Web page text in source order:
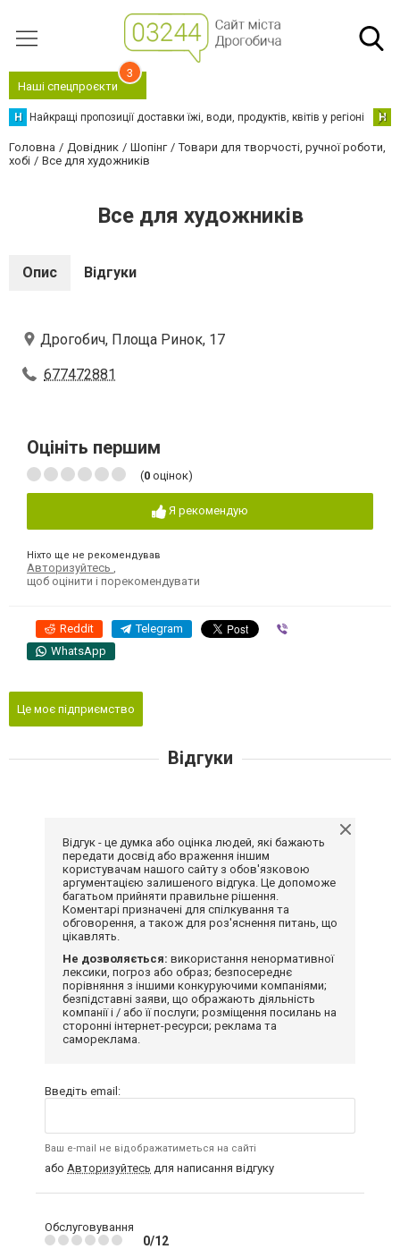
Наші спецпроєкти
3
Н Найкращі пропозиції доставки їжі, води, продуктів, квітів у регіоні Н
Головна Довідник Шопінг
Товари для творчості, ручної роботи,
хобі
Все для художників
Все для художників
Опис Відгуки
Дрогобич, Площа Ринок, 17
677472881
Оцініть першим
(0 оцінок)
Я рекомендую
Ніхто ще не рекомендував
Авторизуйтесь
щоб оцінити і порекомендувати
Reddit Telegram
WhatsApp
Це моє підприємство
Відгуки
Відгук - це думка або оцінка людей, які бажають
передати досвід або враження іншим
користувачам нашого сайту з обов'язковою
аргументацією залишеного відгука. Це допоможе
багатьом прийняти правильне рішення.
Коментарі призначені для спілкування та
обговорення, а також для роз'яснення питань, що
цікавлять.
Не дозволяється: використання ненормативної
лексики, погроз або образ; безпосереднє
порівняння з іншими конкуруючими компаніями;
безпідставні заяви, що ображають діяльність
компанії і / або її послуги; розміщення посилань на
сторонні інтернет-ресурси; реклама та
самореклама.
Введіть email:
Ваш e-mail не відображатиметься на сайті
або Авторизуйтесь для написання відгуку
Обслуговування
0/12